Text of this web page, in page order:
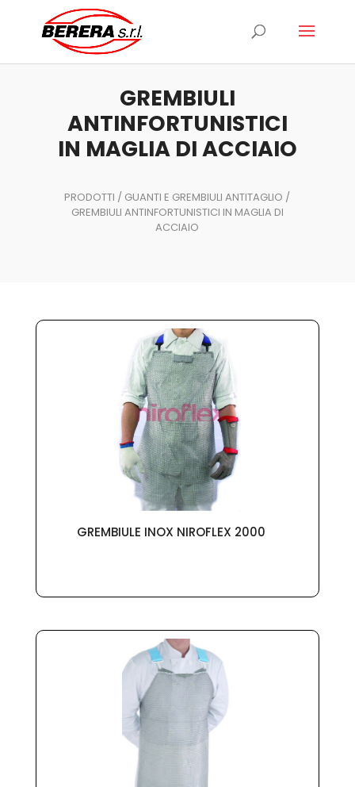
prodotti
GREMBIULI
ANTINFORTUNISTICI
IN MAGLIA DI ACCIAIO
PRODOTTI / GUANTI E GREMBIULI ANTITAGLIO /
GREMBIULI ANTINFORTUNISTICI IN MAGLIA DI
ACCIAIO
GREMBIULE INOX NIROFLEX 2000